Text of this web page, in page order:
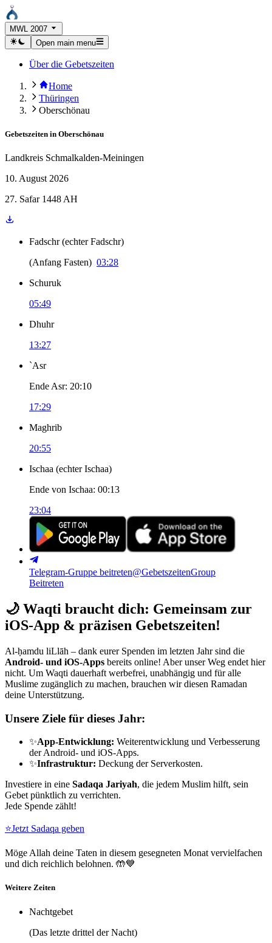
MWL 2007
Open main menu
Über die Gebetszeiten
Home
Thüringen
Oberschönau
Gebetszeiten in Oberschönau
Landkreis Schmalkalden-Meiningen
10. August 2026
27. Safar 1448 AH
Fadschr (echter Fadschr)
(Anfang Fasten) 03:28
Schuruk
05:49
Dhuhr
13:27
`Asr
Ende Asr: 20:10
17:29
Maghrib
20:55
Ischaa (echter Ischaa)
Ende von Ischaa: 00:13
23:04
Telegram-Gruppe beitreten@GebetszeitenGroup
Beitreten
🌙 Waqti braucht dich: Gemeinsam zur
iOS-App & präzisen Gebetszeiten!
Al-ḥamdu liLlāh – dank eurer Spenden im letzten Jahr sind die
Android- und iOS-Apps bereits online! Aber unser Weg endet hier
nicht. Um Waqti dauerhaft werbefrei, unabhängig und für alle
Muslime zugänglich zu machen, brauchen wir diesen Ramadan
deine Unterstützung.
Unsere Ziele für dieses Jahr:
✨App-Entwicklung: Weiterentwicklung und Verbesserung
der Android- und iOS-Apps.
✨Infrastruktur: Deckung der Serverkosten.
Investiere in eine Sadaqa Jariyah, die jedem Muslim hilft, sein
Gebet pünktlich zu verrichten.
Jede Spende zählt!
⭐Jetzt Sadaqa geben
Möge Allah deine Taten in diesem gesegneten Monat vervielfachen
und dich reichlich belohnen. 🤲💙
Weitere Zeiten
Nachtgebet
(Das letzte drittel der Nacht)